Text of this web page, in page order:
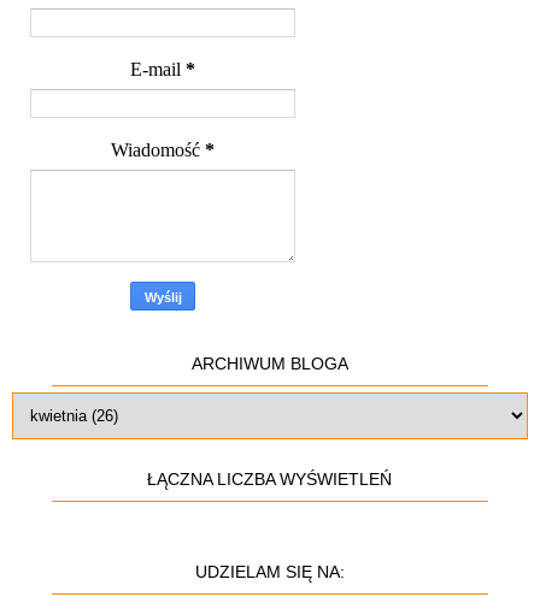
E-mail *
Wiadomość *
ARCHIWUM BLOGA
ŁĄCZNA LICZBA WYŚWIETLEŃ
UDZIELAM SIĘ NA: